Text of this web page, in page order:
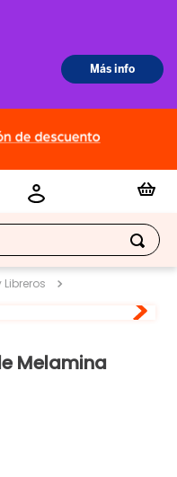
Libreros
Melamina
MÁS BUSCADOS